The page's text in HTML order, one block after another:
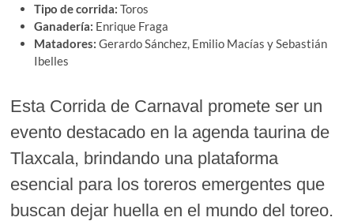
Tipo de corrida: Toros
Ganadería: Enrique Fraga
Matadores: Gerardo Sánchez, Emilio Macías y Sebastián
Ibelles
Esta Corrida de Carnaval promete ser un
evento destacado en la agenda taurina de
Tlaxcala, brindando una plataforma
esencial para los toreros emergentes que
buscan dejar huella en el mundo del toreo.